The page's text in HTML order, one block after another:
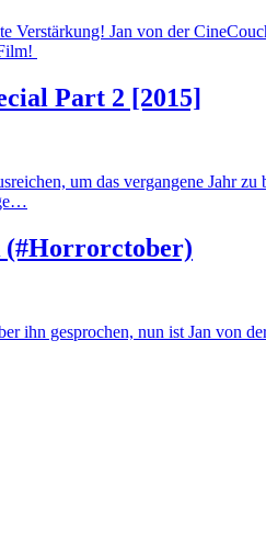
Verstärkung! Jan von der
Part 2 [2015]
um das vergangene Jahr
(#Horrorctober)
ihn gesprochen, nun ist Jan von